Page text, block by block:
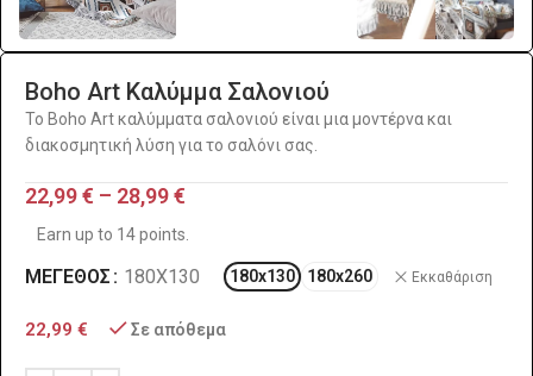
Boho Art Καλύμμα Σαλονιού
Το Boho Art καλύμματα σαλονιού είναι μια μοντέρνα και
διακοσμητική λύση για το σαλόνι σας.
22,99€ – 28,99€
Earn up to 14 points.
ΜΈΓΕΘΟΣ 180X130 180x130 180x260 Εκκαθάριση
22,99 € Σε απόθεμα